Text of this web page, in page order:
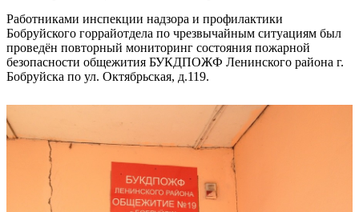
Работниками инспекции надзора и профилактики
Бобруйского горрайотдела по чрезвычайным ситуациям был
проведён повторный мониторинг состояния пожарной
безопасности общежития БУКДПОЖФ Ленинского района г.
Бобруйска по ул. Октябрьская, д.119.